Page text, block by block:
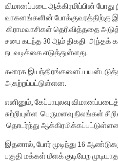
விமானப்படை ஆக்கிரமிப்பின்
வாகனங்களின் போக்குவரத்திற்கு
கிராமவாசிகள் தெரிவித்ததை
சபை கடந்த 30 ஆம் திகதி அந்தக்
நடவடிக்கை எடுத்துள்ளது.
கனரக இயந்திரங்களைப்
அகற்றப்பட்டுள்ளன.
எனினும், கேப்பாபுலவு
சுற்றியுள்ள பெருமளவு நிலங்கள்
தொடர்ந்து
இதனால், போர் முடிந்து 16
பகுதி மக்கள் மீளக் குடியேற